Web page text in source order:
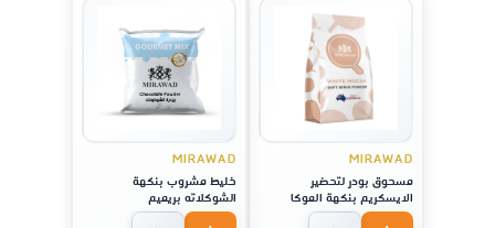
MIRAWAD
مسحوق بودر لتحضير
الايسكريم بنكهة الموكا
الاصلية
MIRAWAD
خليط مشروب بنكهة
الشوكلاته بريميم